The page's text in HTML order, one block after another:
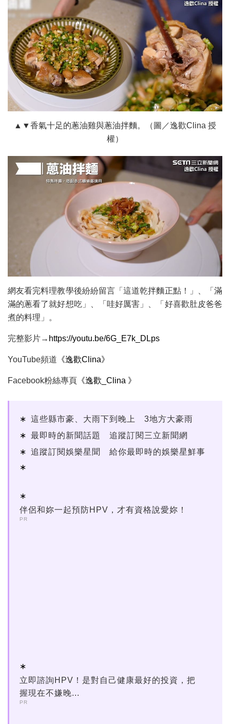
▲▼香氣十足的蔥油雞與蔥油拌麵。（圖／逸歡Clina 授
權）
網友看完料理教學後紛紛留言「這道乾拌麵正點！」、「滿
滿的蔥看了就好想吃」、「哇好厲害」、「好喜歡肚皮爸爸
煮的料理」。
完整影片→ https://youtu.be/6G_E7k_DLps
YouTube頻道 《逸歡Clina》
Facebook粉絲專頁 《逸歡_Clina 》
這些縣市豪、大雨下到晚上 3地方大豪雨
最即時的新聞話題 追蹤訂閱三立新聞網
追蹤訂閱娛樂星聞 給你最即時的娛樂星鮮事
伴侶和妳一起預防HPV，才有資格說愛妳！
PR
立即諮詢HPV！是對自己健康最好的投資，把
握現在不嫌晚...
PR